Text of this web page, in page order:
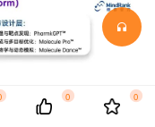
0 0